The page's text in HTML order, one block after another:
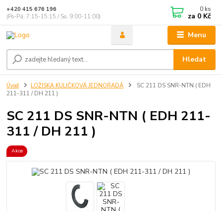
Menu
Hledat
+420 415 676 196
(Po-Pá, 7:15-15:15 / So, 9:00-11:00)
0 ks
za 0 Kč
Úvod LOŽISKA KULIČKOVÁ JEDNOŘADÁ
SC 211 DS SNR-NTN ( EDH
211-311 / DH 211 )
SC 211 DS SNR-NTN ( EDH 211-
311 / DH 211 )
Akce